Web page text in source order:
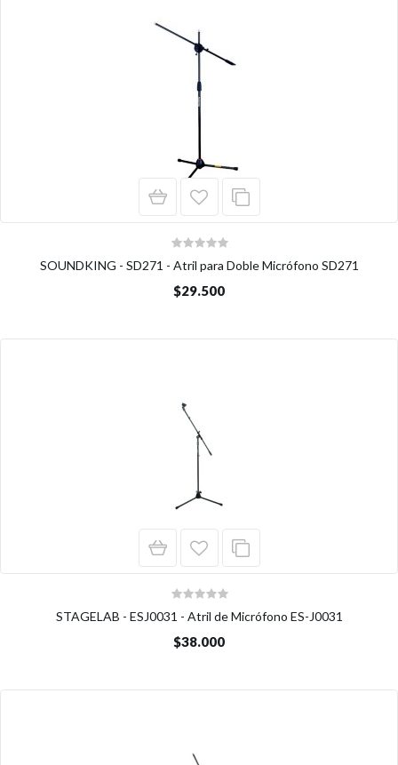
SOUNDKING - SD271 - Atril para Doble Micrófono SD271
$29.500
STAGELAB - ESJ0031 - Atril de Micrófono ES-J0031
$38.000